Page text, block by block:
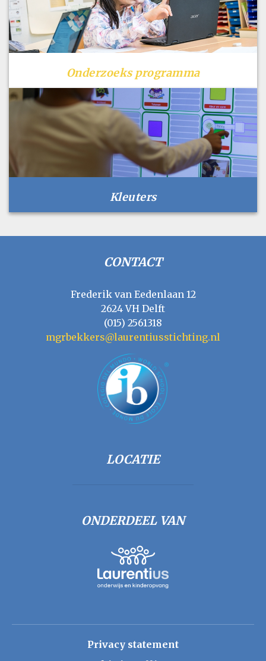
Onderzoeks programma
Kleuters
CONTACT
Frederik van Eedenlaan 12
2624 VH Delft
(015) 2561318
mgrbekkers@laurentiusstichting.nl
LOCATIE
ONDERDEEL VAN
Privacy statement